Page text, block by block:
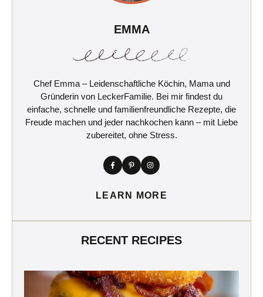
EMMA
Chef Emma – Leidenschaftliche Köchin, Mama und
Gründerin von LeckerFamilie. Bei mir findest du
einfache, schnelle und familienfreundliche Rezepte, die
Freude machen und jeder nachkochen kann – mit Liebe
zubereitet, ohne Stress.
LEARN MORE
RECENT RECIPES